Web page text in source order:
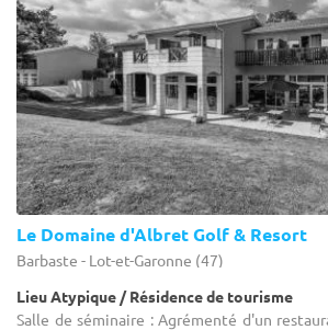
Le Domaine d'Albret Golf & Resort
Barbaste - Lot-et-Garonne (47)
Lieu Atypique / Résidence de tourisme
Salle de séminaire : Agrémenté d'un